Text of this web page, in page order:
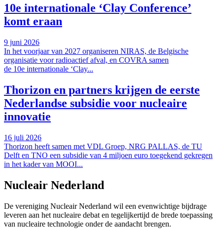
10e internationale ‘Clay Conference’
komt eraan
9 juni 2026
In het voorjaar van 2027 organiseren NIRAS, de Belgische
organisatie voor radioactief afval, en COVRA samen
de 10e internationale ‘Clay...
Thorizon en partners krijgen de eerste
Nederlandse subsidie voor nucleaire
innovatie
16 juli 2026
Thorizon heeft samen met VDL Groep, NRG PALLAS, de TU
Delft en TNO een subsidie van 4 miljoen euro toegekend gekregen
in het kader van MOOI...
Nucleair Nederland
De vereniging Nucleair Nederland wil een evenwichtige bijdrage
leveren aan het nucleaire debat en tegelijkertijd de brede toepassing
van nucleaire technologie onder de aandacht brengen.